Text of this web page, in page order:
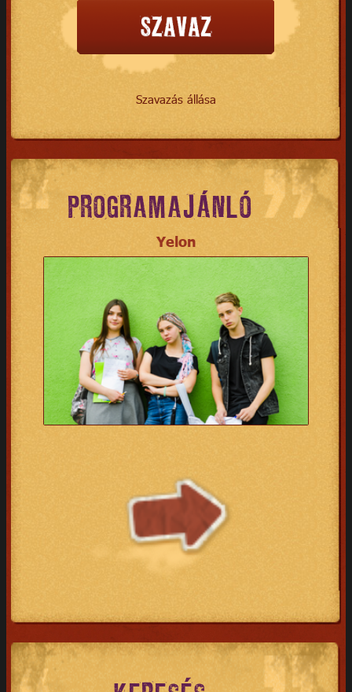
Szavazás állása
PROGRAMAJÁNLÓ
Yelon